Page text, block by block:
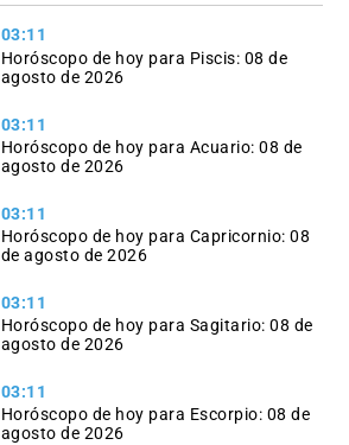
03:11
Horóscopo de hoy para Piscis: 08 de
agosto de 2026
03:11
Horóscopo de hoy para Acuario: 08 de
agosto de 2026
03:11
Horóscopo de hoy para Capricornio: 08
de agosto de 2026
03:11
Horóscopo de hoy para Sagitario: 08 de
agosto de 2026
03:11
Horóscopo de hoy para Escorpio: 08 de
agosto de 2026